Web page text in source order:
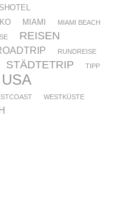
MIAMI MIAMI BEACH
REISEN
RUNDREISE
STÄDTETRIP TIPP
USA
WESTKÜSTE